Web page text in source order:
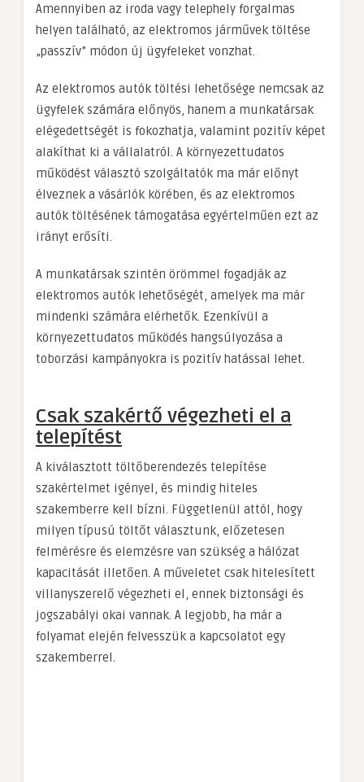
Amennyiben az iroda vagy telephely forgalmas
helyen található, az elektromos járművek töltése
„passzív” módon új ügyfeleket vonzhat.
Az elektromos autók töltési lehetősége nemcsak az
ügyfelek számára előnyös, hanem a munkatársak
elégedettségét is fokozhatja, valamint pozitív képet
alakíthat ki a vállalatról. A környezettudatos
működést választó szolgáltatók ma már előnyt
élveznek a vásárlók körében, és az elektromos
autók töltésének támogatása egyértelműen ezt az
irányt erősíti.
A munkatársak szintén örömmel fogadják az
elektromos autók lehetőségét, amelyek ma már
mindenki számára elérhetők. Ezenkívül a
környezettudatos működés hangsúlyozása a
toborzási kampányokra is pozitív hatással lehet.
Csak szakértő végezheti el a
telepítést
A kiválasztott töltőberendezés telepítése
szakértelmet igényel, és mindig hiteles
szakemberre kell bízni. Függetlenül attól, hogy
milyen típusú töltőt választunk, előzetesen
felmérésre és elemzésre van szükség a hálózat
kapacitását illetően. A műveletet csak hitelesített
villanyszerelő végezheti el, ennek biztonsági és
jogszabályi okai vannak. A legjobb, ha már a
folyamat elején felvesszük a kapcsolatot egy
szakemberrel.